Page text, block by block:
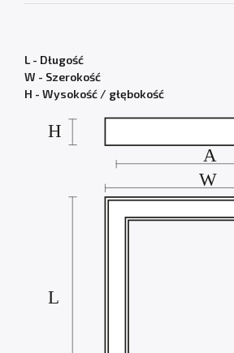
L - Długość
W - Szerokość
H - Wysokość / głębokość